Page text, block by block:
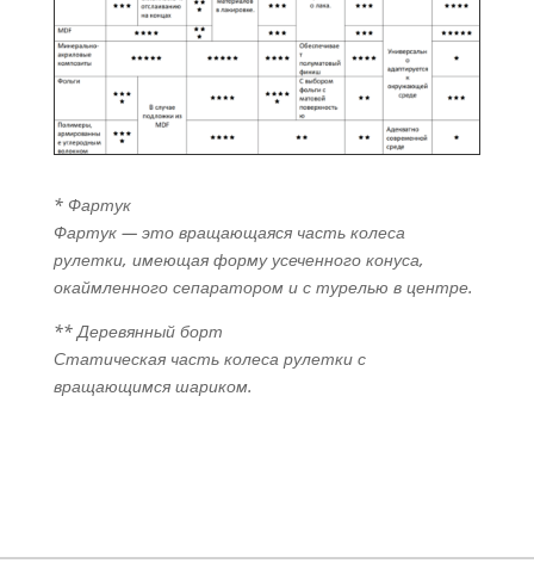
* Фартук
Фартук — это вращающаяся часть колеса
рулетки, имеющая форму усеченного конуса,
окаймленного сепаратором и с турелью в центре.
** Деревянный борт
Статическая часть колеса рулетки с
вращающимся шариком.